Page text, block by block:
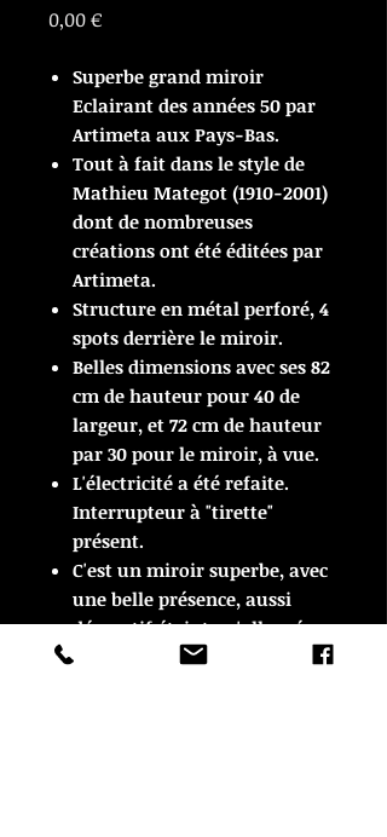
0,00 €Prix
Superbe grand miroir
Eclairant des années 50 par
Artimeta aux Pays-Bas.
Tout à fait dans le style de
Mathieu Mategot (1910-2001)
dont de nombreuses
créations ont été éditées par
Artimeta.
Structure en métal perforé, 4
spots derrière le miroir.
Belles dimensions avec ses 82
cm de hauteur pour 40 de
largeur, et 72 cm de hauteur
par 30 pour le miroir, à vue.
L'électricité a été refaite.
Interrupteur à "tirette"
présent.
C'est un miroir superbe, avec
une belle présence, aussi
décoratif éteint qu'allumé.
En très bon état vintage.